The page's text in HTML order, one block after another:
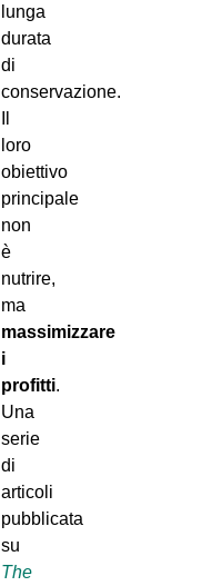
lunga
durata
di
conservazione.
loro
obiettivo
principale
non
è
nutrire,
ma
massimizzare
i
profitti.
Una
serie
di
articoli
pubblicata
su
The